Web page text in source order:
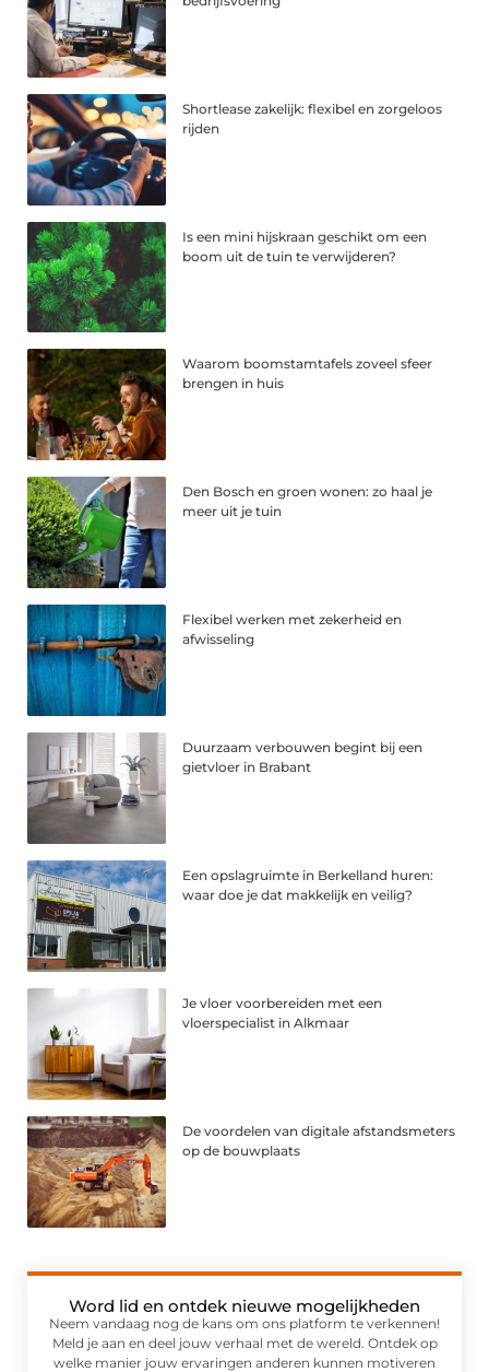
Shortlease zakelijk: flexibel en zorgeloos
rijden
Is een mini hijskraan geschikt om een
boom uit de tuin te verwijderen?
Waarom boomstamtafels zoveel sfeer
brengen in huis
Den Bosch en groen wonen: zo haal je
meer uit je tuin
Flexibel werken met zekerheid en
afwisseling
Duurzaam verbouwen begint bij een
gietvloer in Brabant
Een opslagruimte in Berkelland huren:
waar doe je dat makkelijk en veilig?
Je vloer voorbereiden met een
vloerspecialist in Alkmaar
De voordelen van digitale afstandsmeters
op de bouwplaats
Word lid en ontdek nieuwe mogelijkheden
Neem vandaag nog de kans om ons platform te verkennen!
Meld je aan en deel jouw verhaal met de wereld. Ontdek op
welke manier jouw ervaringen anderen kunnen motiveren